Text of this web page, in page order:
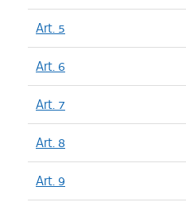
Art. 5
Art. 6
Art. 7
Art. 8
Art. 9